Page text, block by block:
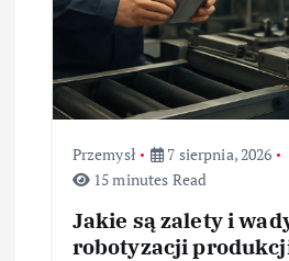
Przemysł
7 sierpnia, 2026
15 minutes Read
Jakie są zalety i
robotyzacji